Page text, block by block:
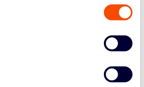
time-outs voor te nemen: we
van de Basketball Cup had je een
Voor mensen die nog nooit 3
scoorden: hoe voelde dat?